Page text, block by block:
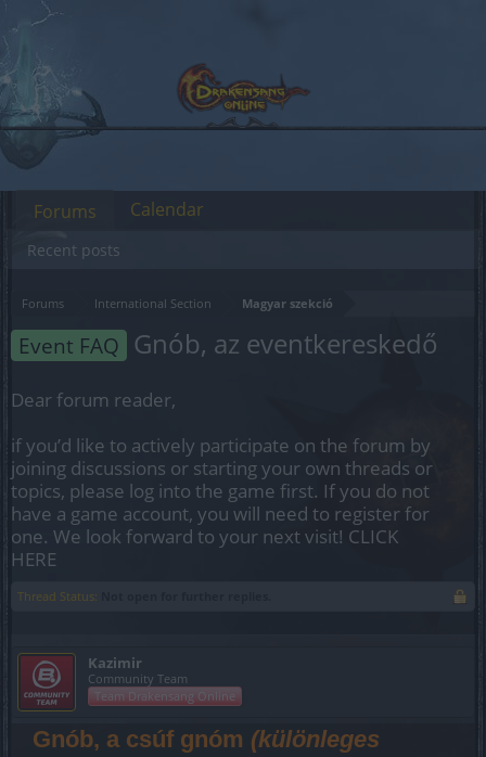
Forums International Section Magyar szekció
Event FAQ Gnób, az eventkereskedő
Dear forum reader,
if you’d like to actively participate on the forum by
joining discussions or starting your own threads or
topics, please log into the game first. If you do not
have a game account, you will need to register for
one. We look forward to your next visit! CLICK
HERE
Thread Status:
Kazimir
Community Team
Team Drakensang Online
Gnób, a csúf gnóm (különleges
Forums
Recent posts
Calendar